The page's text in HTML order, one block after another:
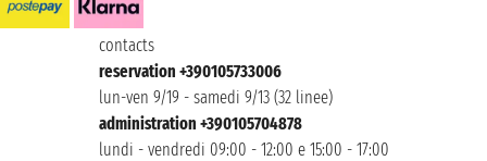
contacts
reservation +390105733006
lun-ven 9/19 - samedi 9/13 (32 linee)
administration +390105704878
lundi - vendredi 09:00 - 12:00 e 15:00 - 17:00